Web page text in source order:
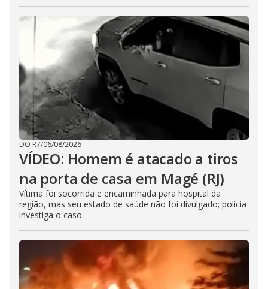
DO R7/06/08/2026
VÍDEO: Homem é atacado a tiros
na porta de casa em Magé (RJ)
Vítima foi socorrida e encaminhada para hospital da
região, mas seu estado de saúde não foi divulgado; polícia
investiga o caso